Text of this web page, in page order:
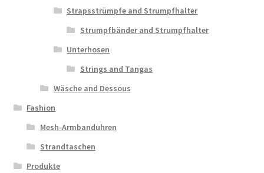
Strapsstrümpfe and Strumpfhalter
Strumpfbänder and Strumpfhalter
Unterhosen
Strings and Tangas
Wäsche and Dessous
Fashion
Mesh-Armbanduhren
Strandtaschen
Produkte